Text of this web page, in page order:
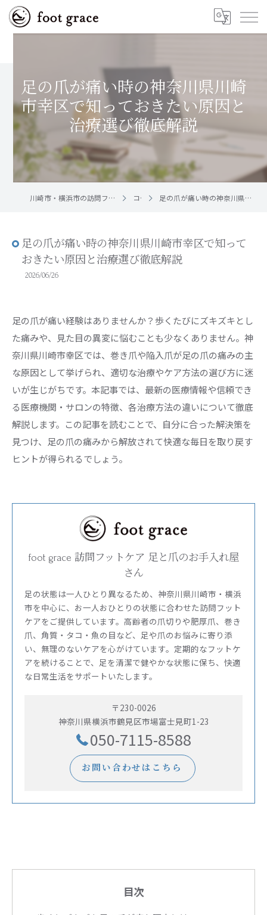
足の爪が痛い時の神奈川県川崎
市幸区で知っておきたい原因と
治療選び徹底解説
川崎市・横浜市の訪問フットケア｜足と爪のお手入れ屋さん foot grace コラム 足の爪が痛い時の神奈川県川崎市幸区で知っておきたい原因と治療選び徹底解説
足の爪が痛い時の神奈川県川崎市幸区で知って
おきたい原因と治療選び徹底解説
2026/06/26
足の爪が痛い経験はありませんか？歩くたびにズキズキとし
た痛みや、見た目の異変に悩むことも少なくありません。神
奈川県川崎市幸区では、巻き爪や陥入爪が足の爪の痛みの主
な原因として挙げられ、適切な治療やケア方法の選び方に迷
いが生じがちです。本記事では、最新の医療情報や信頼でき
る医療機関・サロンの特徴、各治療方法の違いについて徹底
解説します。この記事を読むことで、自分に合った解決策を
見つけ、足の爪の痛みから解放されて快適な毎日を取り戻す
ヒントが得られるでしょう。
foot grace 訪問フットケア 足と爪のお手入れ屋
さん
足の状態は一人ひとり異なるため、神奈川県川崎市・横浜
市を中心に、お一人おひとりの状態に合わせた訪問フット
ケアをご提供しています。高齢者の爪切りや肥厚爪、巻き
爪、角質・タコ・魚の目など、足や爪のお悩みに寄り添
い、無理のないケアを心がけています。定期的なフットケ
アを続けることで、足を清潔で健やかな状態に保ち、快適
な日常生活をサポートいたします。
〒230-0026
神奈川県横浜市鶴見区市場富士見町1-23
050-7115-8588
お問い合わせはこちら
目次